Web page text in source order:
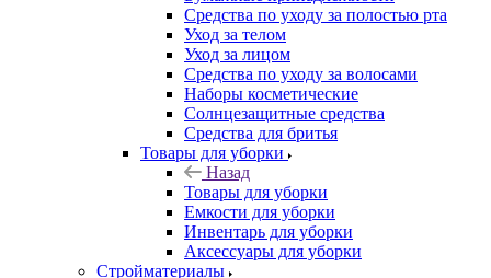
Средства по уходу за полостью рта
Уход за телом
Уход за лицом
Средства по уходу за волосами
Наборы косметические
Солнцезащитные средства
Средства для бритья
Товары для уборки
Назад
Товары для уборки
Емкости для уборки
Инвентарь для уборки
Аксессуары для уборки
Стройматериалы